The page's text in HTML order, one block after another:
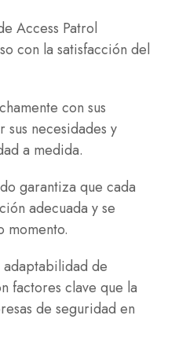
Access Patrol
con la satisfacción del
con sus
necesidades y
a medida.
garantiza que cada
adecuada y se
momento.
adaptabilidad de
factores clave que la
de seguridad en